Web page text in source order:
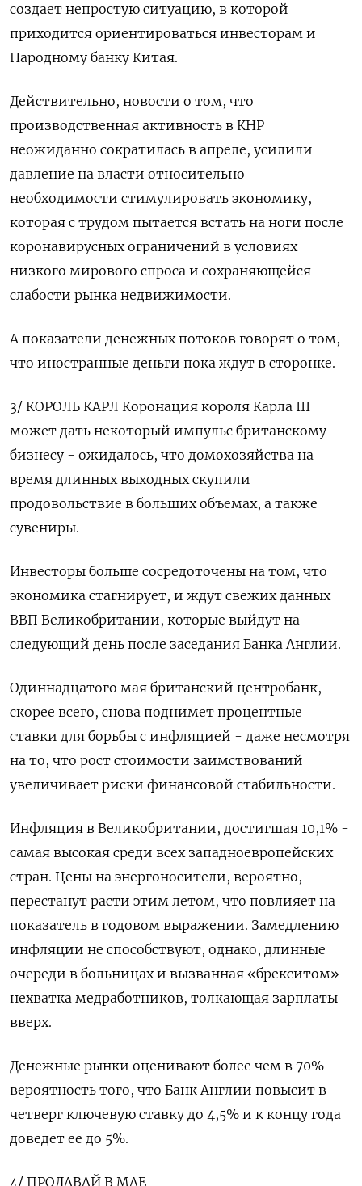
создает непростую ситуацию, в которой
приходится ориентироваться инвесторам и
Народному банку Китая.
Действительно, новости о том, что
производственная активность в КНР
неожиданно сократилась в апреле, усилили
давление на власти относительно
необходимости стимулировать экономику,
которая с трудом пытается встать на ноги после
коронавирусных ограничений в условиях
низкого мирового спроса и сохраняющейся
слабости рынка недвижимости.
А показатели денежных потоков говорят о том,
что иностранные деньги пока ждут в сторонке.
3/ КОРОЛЬ КАРЛ Коронация короля Карла III
может дать некоторый импульс британскому
бизнесу - ожидалось, что домохозяйства на
время длинных выходных скупили
продовольствие в больших объемах, а также
сувениры.
Инвесторы больше сосредоточены на том, что
экономика стагнирует, и ждут свежих данных
ВВП Великобритании, которые выйдут на
следующий день после заседания Банка Англии.
Одиннадцатого мая британский центробанк,
скорее всего, снова поднимет процентные
ставки для борьбы с инфляцией - даже несмотря
на то, что рост стоимости заимствований
увеличивает риски финансовой стабильности.
Инфляция в Великобритании, достигшая 10,1% -
самая высокая среди всех западноевропейских
стран. Цены на энергоносители, вероятно,
перестанут расти этим летом, что повлияет на
показатель в годовом выражении. Замедлению
инфляции не способствуют, однако, длинные
очереди в больницах и вызванная «брекситом»
нехватка медработников, толкающая зарплаты
вверх.
Денежные рынки оценивают более чем в 70%
вероятность того, что Банк Англии повысит в
четверг ключевую ставку до 4,5% и к концу года
доведет ее до 5%.
4/ ПРОДАВАЙ В МАЕ